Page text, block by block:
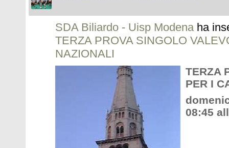
SDA Biliardo - Uisp Modenaha
TERZA PROVA SINGOLO
NAZIONALI
TERZA
PER I
08:45